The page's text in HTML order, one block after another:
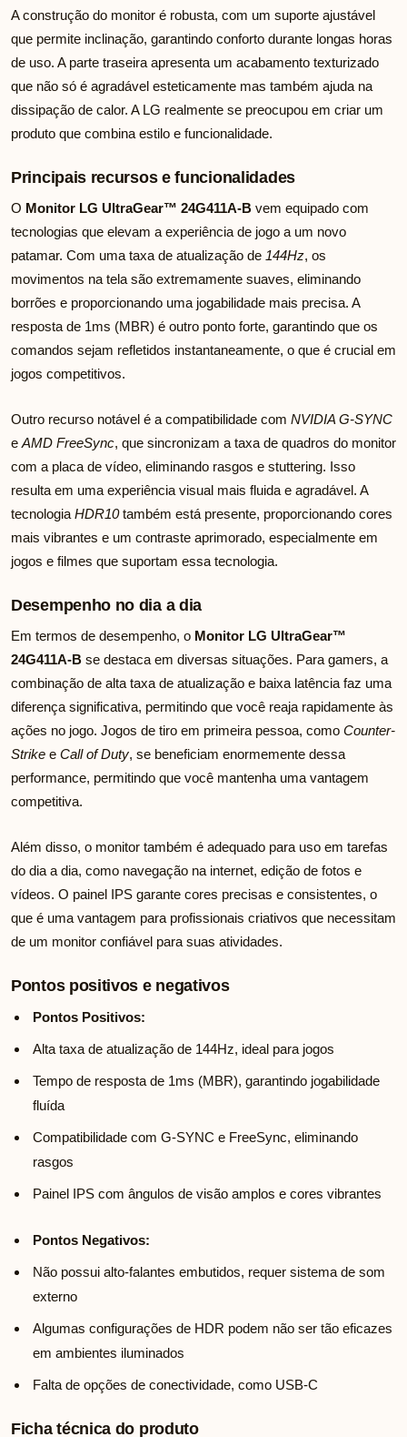
A construção do monitor é robusta, com um suporte ajustável
que permite inclinação, garantindo conforto durante longas horas
de uso. A parte traseira apresenta um acabamento texturizado
que não só é agradável esteticamente mas também ajuda na
dissipação de calor. A LG realmente se preocupou em criar um
produto que combina estilo e funcionalidade.
Principais recursos e funcionalidades
O Monitor LG UltraGear™ 24G411A-B vem equipado com
tecnologias que elevam a experiência de jogo a um novo
patamar. Com uma taxa de atualização de 144Hz, os
movimentos na tela são extremamente suaves, eliminando
borrões e proporcionando uma jogabilidade mais precisa. A
resposta de 1ms (MBR) é outro ponto forte, garantindo que os
comandos sejam refletidos instantaneamente, o que é crucial em
jogos competitivos.
Outro recurso notável é a compatibilidade com NVIDIA G-SYNC
e AMD FreeSync, que sincronizam a taxa de quadros do monitor
com a placa de vídeo, eliminando rasgos e stuttering. Isso
resulta em uma experiência visual mais fluida e agradável. A
tecnologia HDR10também está presente, proporcionando cores
mais vibrantes e um contraste aprimorado, especialmente em
jogos e filmes que suportam essa tecnologia.
Desempenho no dia a dia
Em termos de desempenho, o Monitor LG UltraGear™
24G411A-B se destaca em diversas situações. Para gamers, a
combinação de alta taxa de atualização e baixa latência faz uma
diferença significativa, permitindo que você reaja rapidamente às
ações no jogo. Jogos de tiro em primeira pessoa, como Counter-
Strike e Call of Duty, se beneficiam enormemente dessa
performance, permitindo que você mantenha uma vantagem
competitiva.
Além disso, o monitor também é adequado para uso em tarefas
do dia a dia, como navegação na internet, edição de fotos e
vídeos. O painel IPS garante cores precisas e consistentes, o
que é uma vantagem para profissionais criativos que necessitam
de um monitor confiável para suas atividades.
Pontos positivos e negativos
Pontos Positivos:
Alta taxa de atualização de 144Hz, ideal para jogos
Tempo de resposta de 1ms (MBR), garantindo jogabilidade
fluída
Compatibilidade com G-SYNC e FreeSync, eliminando
rasgos
Painel IPS com ângulos de visão amplos e cores vibrantes
Pontos Negativos:
Não possui alto-falantes embutidos, requer sistema de som
externo
Algumas configurações de HDR podem não ser tão eficazes
em ambientes iluminados
Falta de opções de conectividade, como USB-C
Ficha técnica do produto